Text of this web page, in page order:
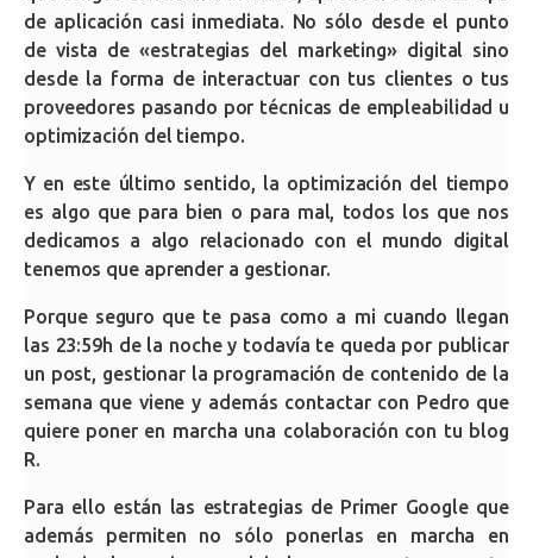
de aplicación casi inmediata. No sólo desde el punto
de vista de «estrategias del marketing» digital sino
desde la forma de interactuar con tus clientes o tus
proveedores pasando por técnicas de empleabilidad u
optimización del tiempo.
Y en este último sentido, la optimización del tiempo
es algo que para bien o para mal, todos los que nos
dedicamos a algo relacionado con el mundo digital
tenemos que aprender a gestionar.
Porque seguro que te pasa como a mi cuando llegan
las 23:59h de la noche y todavía te queda por publicar
un post, gestionar la programación de contenido de la
semana que viene y además contactar con Pedro que
quiere poner en marcha una colaboración con tu blog
R.
Para ello están las estrategias de Primer Google que
además permiten no sólo ponerlas en marcha en